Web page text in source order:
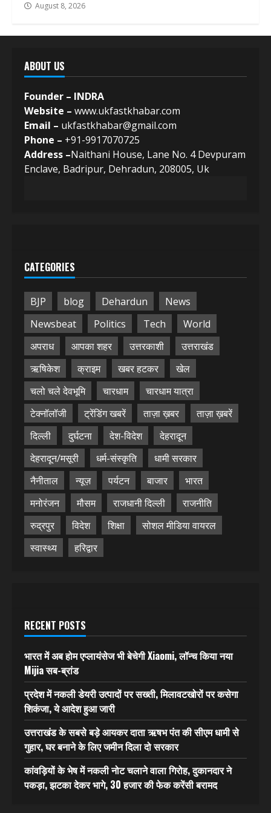
August 8, 2026
ABOUT US
Founder – INDRA
Website – www.ukfastkhabar.com
Email – ukfastkhabar@gmail.com
Phone – +91-9917070725
Address –Naithani House, Lane No. 4 Devpuram
Enclave, Badripur, Dehradun, 208005, Uk
CATEGORIES
BJP blog Dehardun
News
Newsbeat
Politics Tech
World
अपराध
आपका शहर उत्तरकाशी
उत्तराखंड
ऋषिकेश
क्राइम खबर हटकर
खेल
चलो चले देवभूमि
चारधाम
चारधाम यात्रा
टेक्नॉलॉजी
ट्रेंडिंग खबरें ताज़ा ख़बर
ताज़ा ख़बरें
दिल्ली
दुर्घटना देश-विदेश
देहरादून
देहरादून/मसूरी
धर्म-संस्कृति
धामी सरकार
नैनीताल
न्यूज़ पर्यटन बाजार
भारत
मनोरंजन
मौसम राजधानी दिल्ली
राजनीति
रुद्रपुर
विदेश शिक्षा
सोशल मीडिया वायरल
स्वास्थ्य
हरिद्वार
RECENT POSTS
भारत में अब होम एप्लायंसेज भी बेचेगी Xiaomi, लॉन्च किया नया
Mijia सब-ब्रांड
प्रदेश में नकली डेयरी उत्पादों पर सख्ती, मिलावटखोरों पर कसेगा
शिकंजा, ये आदेश हुआ जारी
उत्तराखंड के सबसे बड़े आयकर दाता ऋषभ पंत की सीएम धामी से
गुहार, घर बनाने के लिए जमीन दिला दो सरकार
कांवड़ियों के भेष में नकली नोट चलाने वाला गिरोह, दुकानदार ने
पकड़ा, झटका देकर भागे, 30 हजार की फेक करेंसी बरामद